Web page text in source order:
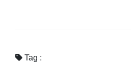
Tag :